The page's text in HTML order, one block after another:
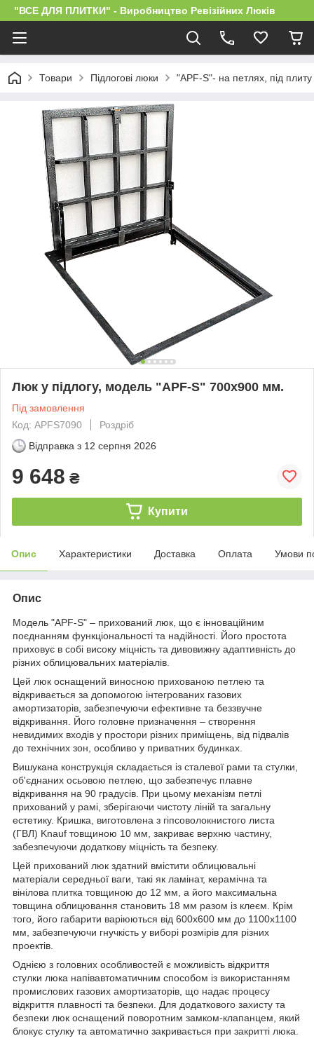
"ВСЕ ДЛЯ ПЛИТКИ" - Виробництво Ревізійних Люків
Товари Підлогові люки "APF-S"- на петлях, під плиту
Люк у підлогу, модель "APF-S" 700х900 мм.
Під замовлення
Код: APFS7090
Роздріб
Відправка з 12 серпня 2026
9 648 ₴
Купити
Опис Характеристики Доставка Оплата Умови
Опис
Модель "APF-S" – прихований люк, що є інноваційним
поєднанням функціональності та надійності. Його простота
приховує в собі високу міцність та дивовижну адаптивність до
різних облицювальних матеріалів.
Цей люк оснащений виносною прихованою петлею та
відкривається за допомогою інтегрованих газових
амортизаторів, забезпечуючи ефективне та беззвучне
відкривання. Його головне призначення – створення
невидимих входів у простори різних приміщень, від підвалів
до технічних зон, особливо у приватних будинках.
Вишукана конструкція складається із сталевої рами та стулки,
об'єднаних осьовою петлею, що забезпечує плавне
відкривання на 90 градусів. При цьому механізм петлі
прихований у рамі, зберігаючи чистоту ліній та загальну
естетику. Кришка, виготовлена з гіпсоволокнистого листа
(ГВЛ) Knauf товщиною 10 мм, закриває верхню частину,
забезпечуючи додаткову міцність та безпеку.
Цей прихований люк здатний вмістити облицювальні
матеріали середньої ваги, такі як ламінат, керамічна та
вінілова плитка товщиною до 12 мм, а його максимальна
товщина облицювання становить 18 мм разом із клеєм. Крім
того, його габарити варіюються від 600х600 мм до 1100х1100
мм, забезпечуючи гнучкість у виборі розмірів для різних
проектів.
Однією з головних особливостей є можливість відкриття
стулки люка напівавтоматичним способом із використанням
промислових газових амортизаторів, що надає процесу
відкриття плавності та безпеки. Для додаткового захисту та
безпеки люк оснащений поворотним замком-клапанцем, який
блокує стулку та автоматично закривається при закритті люка.